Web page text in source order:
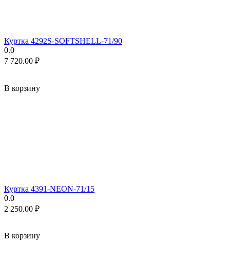
Куртка 4292S-SOFTSHELL-71/90
0.0
7 720.00 ₽
В корзину
Куртка 4391-NEON-71/15
0.0
2 250.00 ₽
В корзину